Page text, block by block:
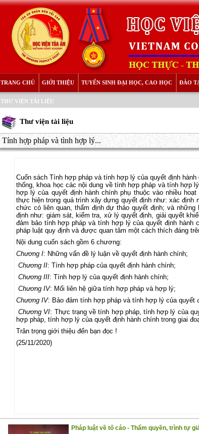
TRANG CHỦ GIỚI THIỆU TUYỂN SINH ĐẠI HỌC, CAO HỌC ĐÀO
THƯ VIỆN TÀI LIỆU
Thư viện tài liệu
Tính hợp pháp và tình hợp lý...
Cuốn sách Tính hợp pháp và tính hợp lý của quyết định
thống, khoa học các nội dung về tính hợp pháp và tính hợp
hợp lý của quyết định hành chính phụ thuộc vào nhiều
thực hiện trong quá trình xây dựng quyết định như: xác định
chức có liên quan, thẩm định dự thảo quyết định; và
định như: giám sát, kiểm tra, xử lý quyết định, giải quyết
đảm bảo tính hợp pháp và tính hợp lý của quyết định hành
pháp luật quy định và được quan tâm một cách thích đáng
Nội dung cuốn sách gồm 6 chương:
Chương I: Những vấn đề lý luận về quyết định hành chính;
Chương II: Tính hợp pháp của quyết định hành chính;
Chương III: Tính hợp lý của quyết định hành chính;
Chương IV: Mối liên hệ giữa tính hợp pháp và hợp lý;
Chương IV: Bảo đảm tính hợp pháp và tính hợp lý của quyết
Chương VI: Thực trạng về tính hợp pháp, tính hợp lý của
hợp pháp, tính hợp lý của quyết định hành chính trong giai
Trân trọng giới thiệu đến bạn đọc !
(25/11/2020)
Pháp luật về tố cáo - Thẩm quyền, trình tự